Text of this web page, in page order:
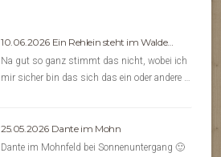
10.06.2026 Ein Rehlein steht im Walde…
Na gut so ganz stimmt das nicht, wobei ich
mir sicher bin das sich das ein oder andere …
25.05.2026 Dante im Mohn
Dante im Mohnfeld bei Sonnenuntergang 🙂